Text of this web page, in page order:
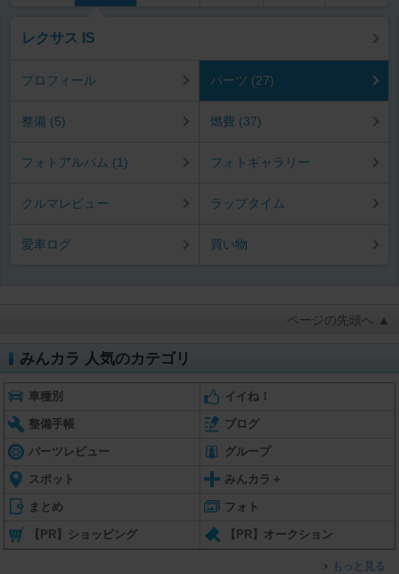
レクサス IS
プロフィール パーツ (27)
整備 (5) 燃費 (37)
フォトアルバム (1) フォトギャラリー
クルマレビュー ラップタイム
愛車ログ 買い物
ページの先頭へ ▲
みんカラ 人気のカテゴリ
車種別 イイね！
整備手帳 ブログ
パーツレビュー グループ
スポット みんカラ＋
まとめ フォト
【PR】ショッピング 【PR】オークション
もっと見る